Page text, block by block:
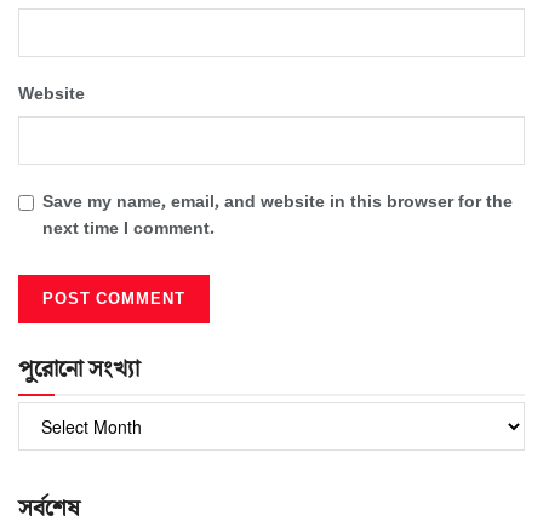
Website
Save my name, email, and website in this browser for the
next time I comment.
পুরোনো সংখ্যা
সংখ্যা
সর্বশেষ